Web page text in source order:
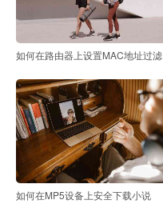
如何在路由器上设置MAC地址过滤
如何在MP5设备上安全下载小说